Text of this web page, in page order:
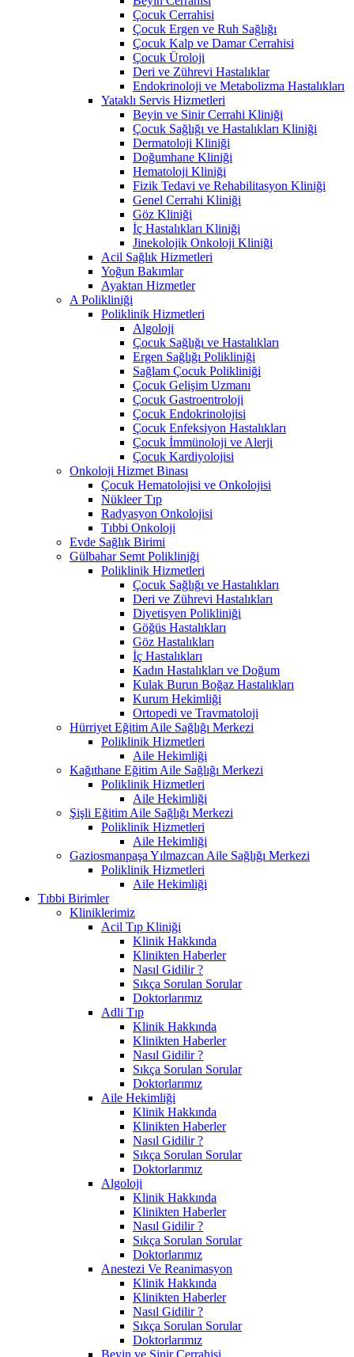
Çocuk Cerrahisi
Çocuk Ergen ve Ruh Sağlığı
Çocuk Kalp ve Damar Cerrahisi
Çocuk Üroloji
Deri ve Zührevi Hastalıklar
Endokrinoloji ve Metabolizma Hastalıkları
Yataklı Servis Hizmetleri
Beyin ve Sinir Cerrahi Kliniği
Çocuk Sağlığı ve Hastalıkları Kliniği
Dermatoloji Kliniği
Doğumhane Kliniği
Hematoloji Kliniği
Fizik Tedavi ve Rehabilitasyon Kliniği
Genel Cerrahi Kliniği
Göz Kliniği
İç Hastalıkları Kliniği
Jinekolojik Onkoloji Kliniği
Acil Sağlık Hizmetleri
Yoğun Bakımlar
Ayaktan Hizmetler
A Polikliniği
Poliklinik Hizmetleri
Algoloji
Çocuk Sağlığı ve Hastalıkları
Ergen Sağlığı Polikliniği
Sağlam Çocuk Polikliniği
Çocuk Gelişim Uzmanı
Çocuk Gastroentroloji
Çocuk Endokrinolojisi
Çocuk Enfeksiyon Hastalıkları
Çocuk İmmünoloji ve Alerji
Çocuk Kardiyolojisi
Onkoloji Hizmet Binası
Çocuk Hematolojisi ve Onkolojisi
Nükleer Tıp
Radyasyon Onkolojisi
Tıbbi Onkoloji
Evde Sağlık Birimi
Gülbahar Semt Polikliniği
Poliklinik Hizmetleri
Çocuk Sağlığı ve Hastalıkları
Deri ve Zührevi Hastalıkları
Diyetisyen Polikliniği
Göğüs Hastalıkları
Göz Hastalıkları
İç Hastalıkları
Kadın Hastalıkları ve Doğum
Kulak Burun Boğaz Hastalıkları
Kurum Hekimliği
Ortopedi ve Travmatoloji
Hürriyet Eğitim Aile Sağlığı Merkezi
Poliklinik Hizmetleri
Aile Hekimliği
Kağıthane Eğitim Aile Sağlığı Merkezi
Poliklinik Hizmetleri
Aile Hekimliği
Şişli Eğitim Aile Sağlığı Merkezi
Poliklinik Hizmetleri
Aile Hekimliği
Gaziosmanpaşa Yılmazcan Aile Sağlığı Merkezi
Poliklinik Hizmetleri
Aile Hekimliği
Tıbbi Birimler
Kliniklerimiz
Acil Tıp Kliniği
Klinik Hakkında
Klinikten Haberler
Nasıl Gidilir ?
Sıkça Sorulan Sorular
Doktorlarımız
Adli Tıp
Klinik Hakkında
Klinikten Haberler
Nasıl Gidilir ?
Sıkça Sorulan Sorular
Doktorlarımız
Aile Hekimliği
Klinik Hakkında
Klinikten Haberler
Nasıl Gidilir ?
Sıkça Sorulan Sorular
Doktorlarımız
Algoloji
Klinik Hakkında
Klinikten Haberler
Nasıl Gidilir ?
Sıkça Sorulan Sorular
Doktorlarımız
Anestezi Ve Reanimasyon
Klinik Hakkında
Klinikten Haberler
Nasıl Gidilir ?
Sıkça Sorulan Sorular
Doktorlarımız
Beyin ve Sinir Cerrahisi